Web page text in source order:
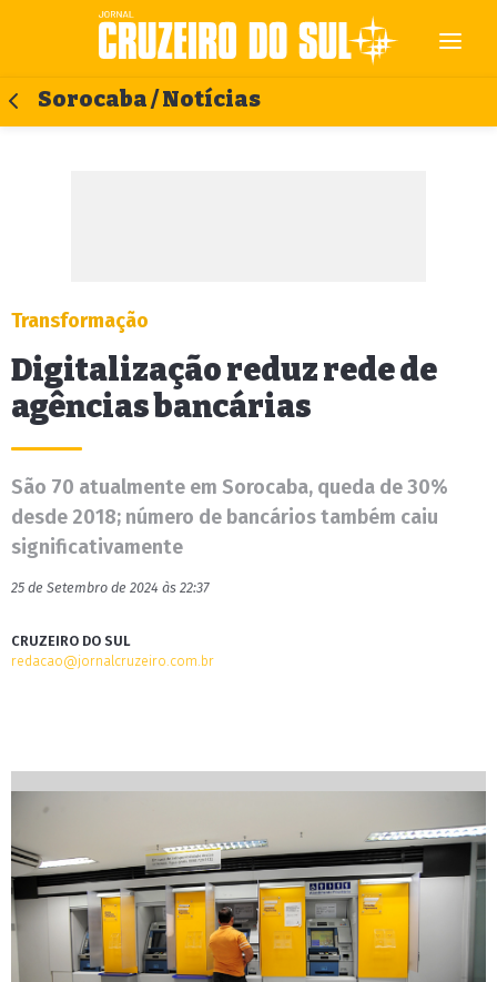
Sorocaba / Notícias
Transformação
Digitalização reduz rede de
agências bancárias
São 70 atualmente em Sorocaba, queda de 30%
desde 2018; número de bancários também caiu
significativamente
25 de Setembro de 2024 às 22:37
CRUZEIRO DO SUL
redacao@jornalcruzeiro.com.br